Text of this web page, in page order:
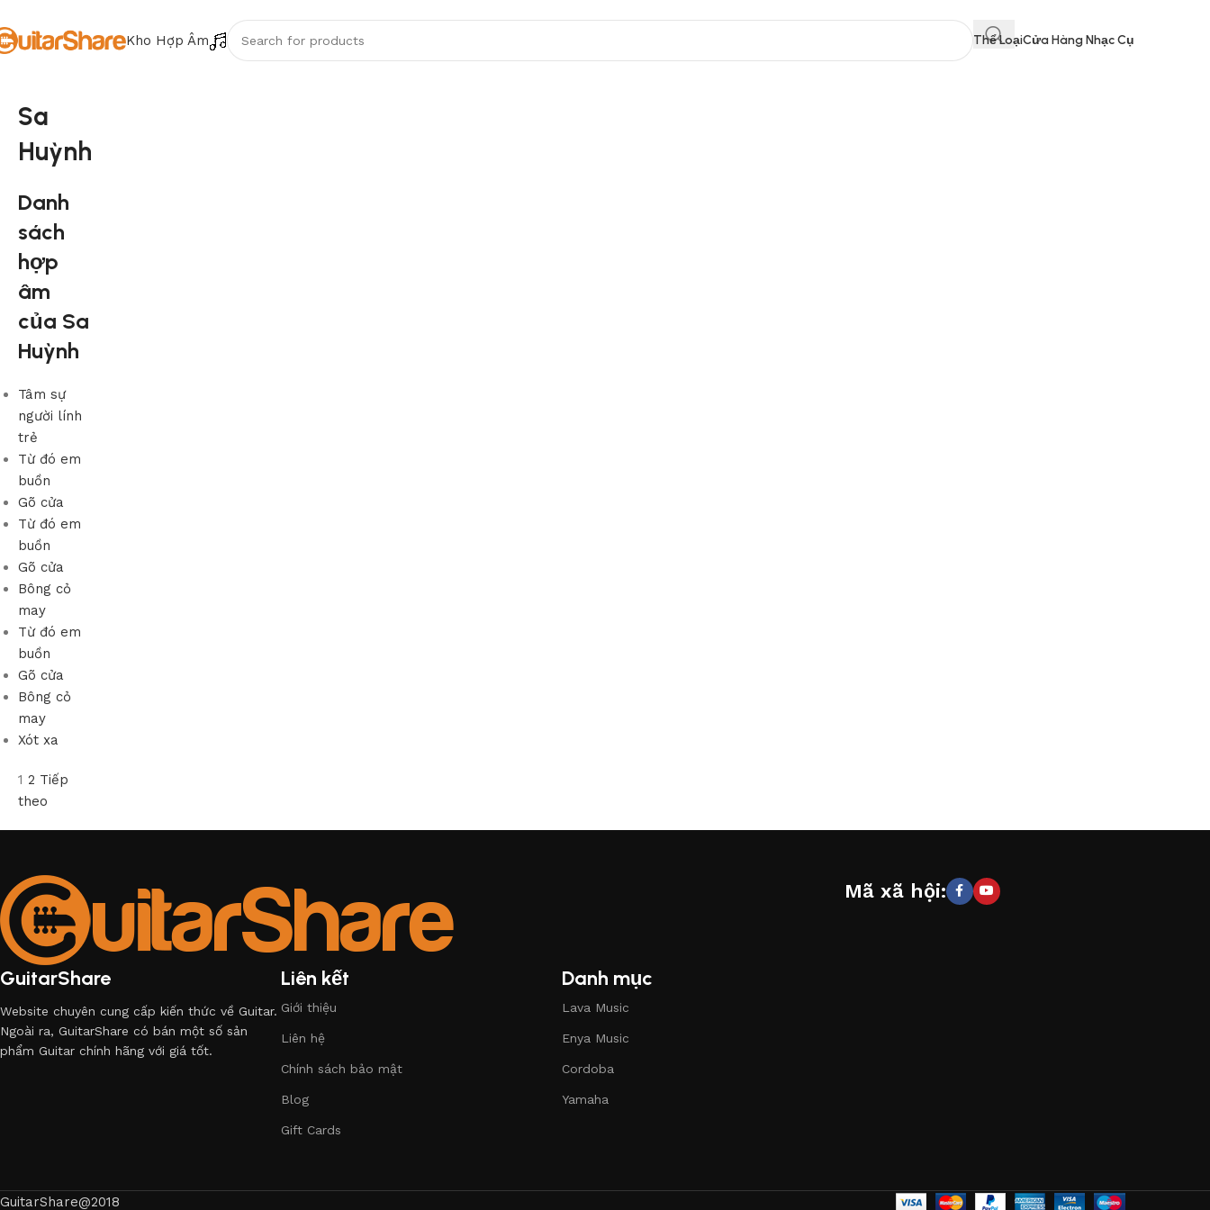
Kho Hợp Âm Thể LoạiCửa Hàng Nhạc Cụ
Sa
Huỳnh
Danh
sách
hợp
âm
của Sa
Huỳnh
Tâm sự
người lính
trẻ
Từ đó em
buồn
Gõ cửa
Từ đó em
buồn
Gõ cửa
Bông cỏ
may
Từ đó em
buồn
Gõ cửa
Bông cỏ
may
Xót xa
1 2 Tiếp
theo
GuitarShare
Website chuyên cung cấp kiến thức về Guitar.
Ngoài ra, GuitarShare có bán một số sản
phẩm Guitar chính hãng với giá tốt.
Liên kết
Giới thiệu
Liên hệ
Chính sách bảo mật
Blog
Gift Cards
Danh mục
Lava Music
Enya Music
Cordoba
Yamaha
Mã xã hội:
GuitarShare@2018